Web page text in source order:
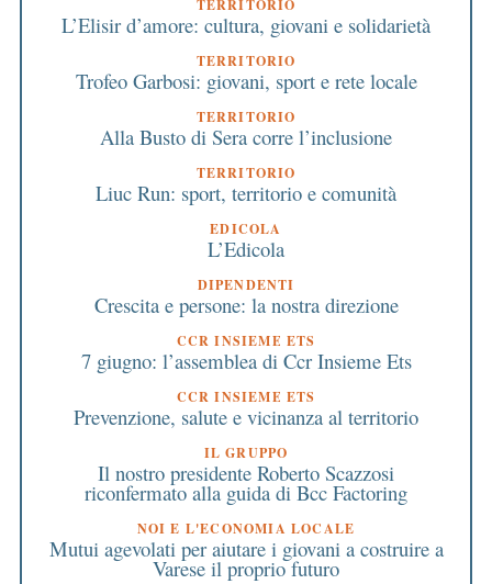
TERRITORIO
L’Elisir d’amore: cultura, giovani e solidarietà
TERRITORIO
Trofeo Garbosi: giovani, sport e rete locale
TERRITORIO
Alla Busto di Sera corre l’inclusione
TERRITORIO
Liuc Run: sport, territorio e comunità
EDICOLA
L’Edicola
DIPENDENTI
Crescita e persone: la nostra direzione
CCR INSIEME ETS
7 giugno: l’assemblea di Ccr Insieme Ets
CCR INSIEME ETS
Prevenzione, salute e vicinanza al territorio
IL GRUPPO
Il nostro presidente Roberto Scazzosi
riconfermato alla guida di Bcc Factoring
NOI E L'ECONOMIA LOCALE
Mutui agevolati per aiutare i giovani a costruire a
Varese il proprio futuro